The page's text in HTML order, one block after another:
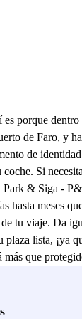
es porque
de Faro, y
de
coche. Si
Park & Siga -
hasta meses
tu viaje. Da
plaza lista, ¡ya
más que
de